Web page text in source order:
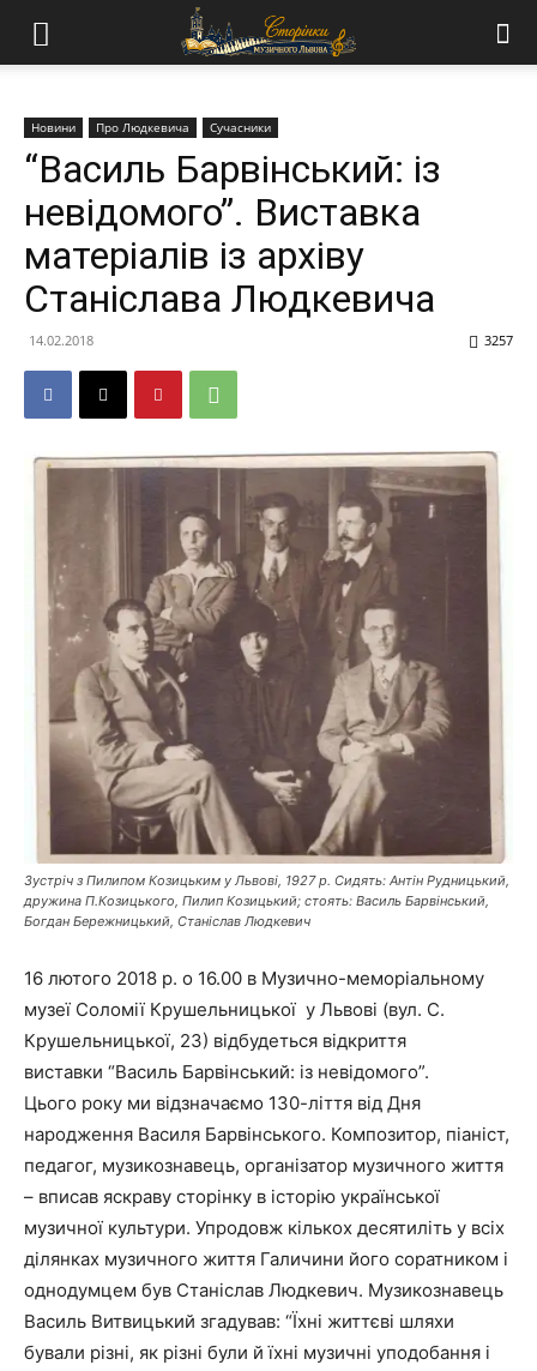
Новини Про Людкевича Сучасники
“Василь Барвінський: із
невідомого”. Виставка
матеріалів із архіву
Станіслава Людкевича
14.02.2018 3257
Зустріч з Пилипом Козицьким у Львові, 1927 р. Сидять: Антін Рудницький,
дружина П.Козицького, Пилип Козицький; стоять: Василь Барвінський,
Богдан Бережницький, Станіслав Людкевич
16 лютого 2018 р. о 16.00 в Музично-меморіальному
музеї Соломії Крушельницької у Львові (вул. С.
Крушельницької, 23) відбудеться відкриття
виставки “Василь Барвінський: із невідомого”.
Цього року ми відзначаємо 130-ліття від Дня
народження Василя Барвінського. Композитор, піаніст,
педагог, музикознавець, організатор музичного життя
– вписав яскраву сторінку в історію української
музичної культури. Упродовж кількох десятиліть у всіх
ділянках музичного життя Галичини його соратником і
однодумцем був Станіслав Людкевич. Музикознавець
Василь Витвицький згадував: “Їхні життєві шляхи
бували різні, як різні були й їхні музичні уподобання і